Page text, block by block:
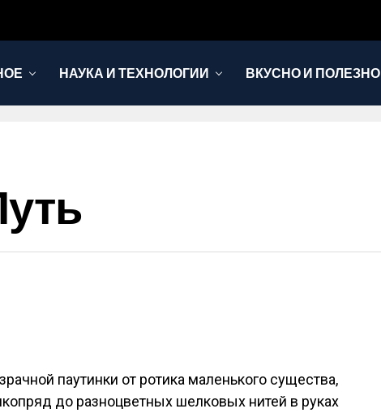
НАУКА И ТЕХНОЛОГИИ ВКУСНО И ПОЛЕЗНО
паутинки от ротика маленького существа,
до разноцветных шелковых нитей в руках